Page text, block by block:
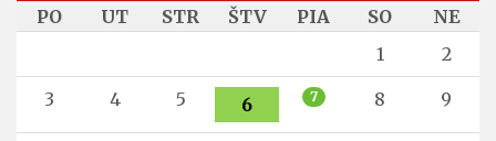
PO
UT STR ŠTV PIA SO
NE
1
2
3 4 5 6 7 8 9